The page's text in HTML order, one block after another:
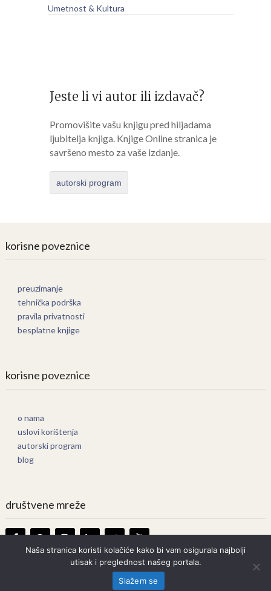
Umetnost & Kultura
Jeste li vi autor ili izdavač?
Promovišite vašu knjigu pred hiljadama
ljubitelja knjiga. Knjige Online stranica je
savršeno mesto za vaše izdanje.
autorski program
korisne poveznice
preuzimanje
tehnička podrška
pravila privatnosti
besplatne knjige
korisne poveznice
o nama
uslovi korištenja
autorski program
blog
društvene mreže
Knjige OnlineCopyright © 2026.
Prava zadržana. Bilo kakvo kopiranje strogo zabranjeno.
Naša stranica koristi kolačiće kako bi vam osigurala najbolji
utisak i preglednost našeg portala.
Slažem se